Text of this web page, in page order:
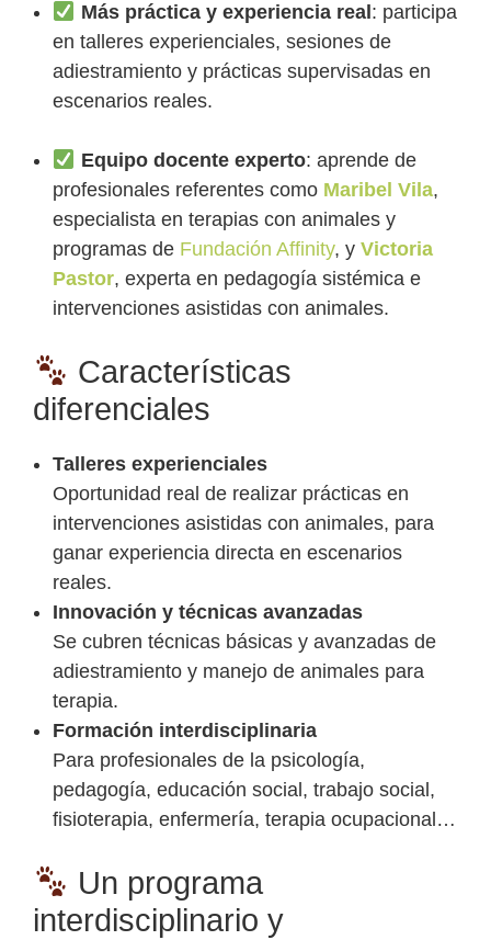
Más práctica y experiencia real : participa
en talleres experienciales, sesiones de
adiestramiento y prácticas supervisadas en
escenarios reales.
Equipo docente experto: aprende de
profesionales referentes como Maribel Vila,
especialista en terapias con animales y
programas de Fundación Affinity, y Victoria
Pastor, experta en pedagogía sistémica e
intervenciones asistidas con animales.
Características
diferenciales
Talleres experienciales
Oportunidad real de realizar prácticas en
intervenciones asistidas con animales, para
ganar experiencia directa en escenarios
reales.
Innovación y técnicas avanzadas
Se cubren técnicas básicas y avanzadas de
adiestramiento y manejo de animales para
terapia.
Formación interdisciplinaria
Para profesionales de la psicología,
pedagogía, educación social, trabajo social,
fisioterapia, enfermería, terapia ocupacional…
Un programa
interdisciplinario y